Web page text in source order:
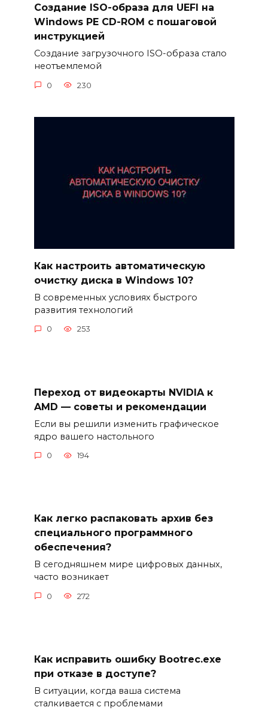
Создание ISO-образа для UEFI на
Windows PE CD-ROM с пошаговой
инструкцией
Создание загрузочного ISO-образа стало
неотъемлемой
0 230
Как настроить автоматическую
очистку диска в Windows 10?
В современных условиях быстрого
развития технологий
0 253
Переход от видеокарты NVIDIA к
AMD — советы и рекомендации
Если вы решили изменить графическое
ядро вашего настольного
0 194
Как легко распаковать архив без
специального программного
обеспечения?
В сегодняшнем мире цифровых данных,
часто возникает
0 272
Как исправить ошибку Bootrec.exe
при отказе в доступе?
В ситуации, когда ваша система
сталкивается с проблемами